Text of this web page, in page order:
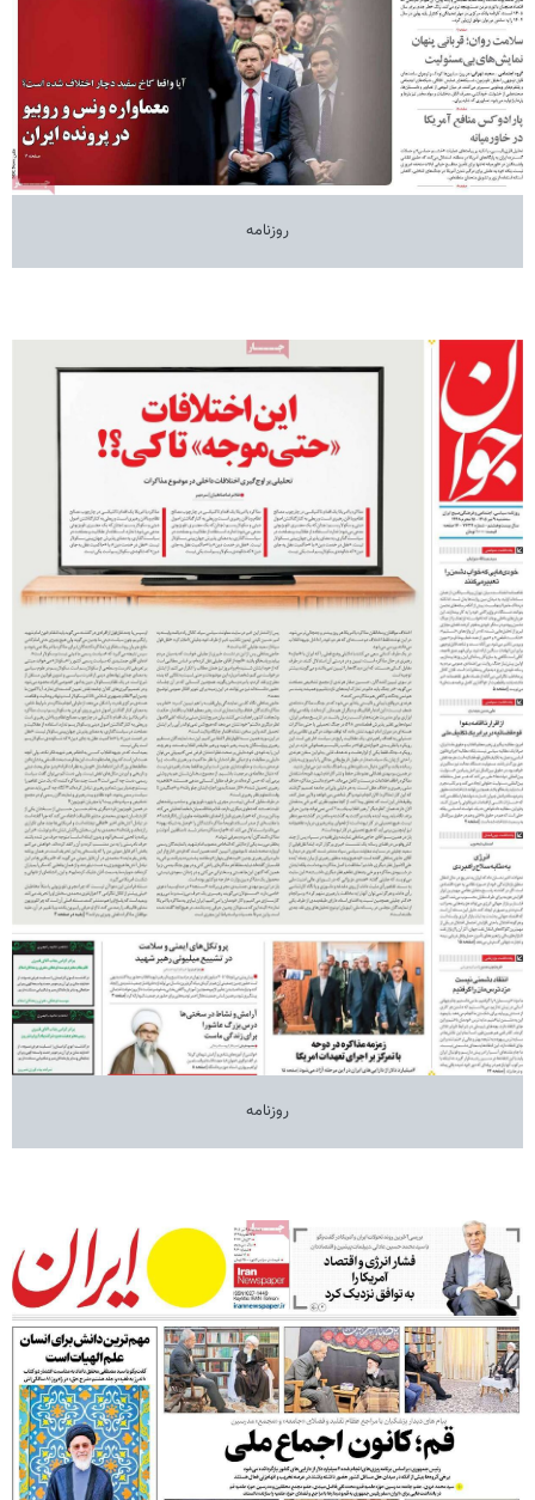
روزنامه
روزنامه